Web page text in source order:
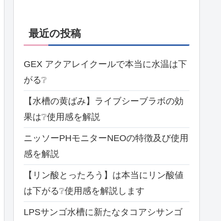
最近の投稿
GEX アクアレイクールで本当に水温は下
がる❔
【水槽の黄ばみ】ライブシーブラボの効
果は❔使用感を解説
ニッソーPHモニターNEOの特徴及び使用
感を解説
【リン酸とったろう】は本当にリン酸値
は下がる❔使用感を解説します
LPSサンゴ水槽に新たなタコアシサンゴ